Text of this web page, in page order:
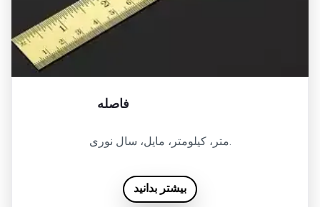
فاصله
متر، کیلومتر، مایل، سال نوری.
بیشتر بدانید